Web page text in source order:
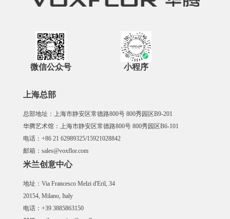
微信公众号 小程序
上海总部
总部地址：上海市静安区常德路800号 800秀园区B9-201
华腾艺术馆：上海市静安区常德路800号 800秀园区B6-101
电话：+86 21 62989325/15921028842
邮箱：sales@voxflor.com
米兰创意中心
地址：Via Francesco Melzi d'Eril, 34
20154, Milano, Italy
电话：+39 3885863150